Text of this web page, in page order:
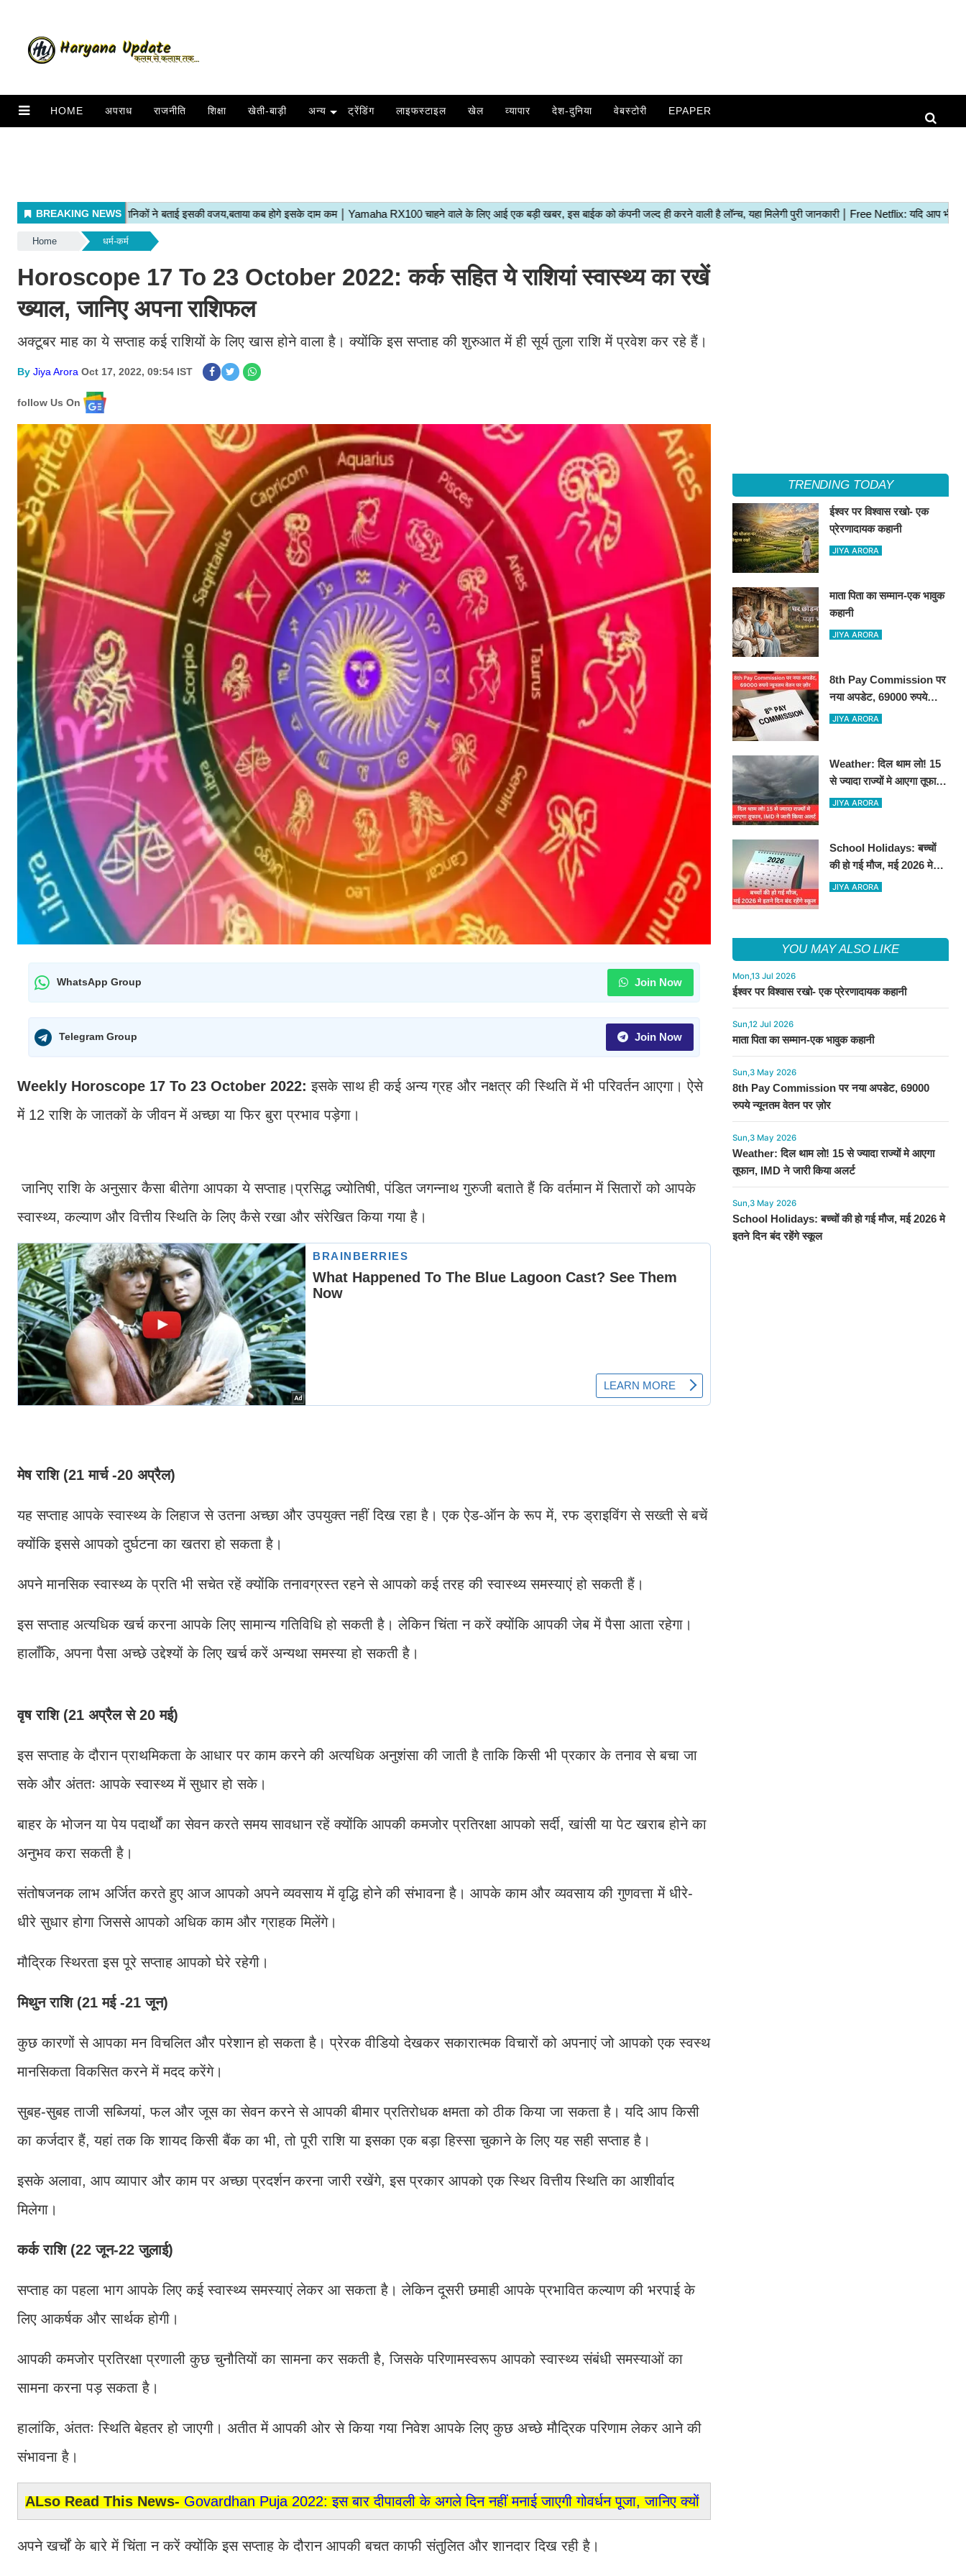
HOME अपराध राजनीति शिक्षा खेती-बाड़ी अन्य ट्रेंडिंग लाइफस्टाइल खेल व्यापार देश-दुनिया वेबस्टोरी EPAPER
Home धर्म-कर्म
Horoscope 17 To 23 October 2022: कर्क सहित ये राशियां स्वास्थ्य का रखें
ख्याल, जानिए अपना राशिफल
अक्टूबर माह का ये सप्ताह कई राशियों के लिए खास होने वाला है। क्योंकि इस सप्ताह की शुरुआत में ही सूर्य तुला राशि में प्रवेश कर रहे हैं।
By Jiya Arora Oct 17, 2022, 09:54 IST
follow Us On
WhatsApp Group Join Now
Telegram Group Join Now
Weekly Horoscope 17 To 23 October 2022: इसके साथ ही कई अन्य ग्रह और नक्षत्र की स्थिति में भी परिवर्तन आएगा। ऐसे
में 12 राशि के जातकों के जीवन में अच्छा या फिर बुरा प्रभाव पड़ेगा।
जानिए राशि के अनुसार कैसा बीतेगा आपका ये सप्ताह।प्रसिद्ध ज्योतिषी, पंडित जगन्नाथ गुरुजी बताते हैं कि वर्तमान में सितारों को आपके
स्वास्थ्य, कल्याण और वित्तीय स्थिति के लिए कैसे रखा और संरेखित किया गया है।
मेष राशि (21 मार्च -20 अप्रैल)
यह सप्ताह आपके स्वास्थ्य के लिहाज से उतना अच्छा और उपयुक्त नहीं दिख रहा है। एक ऐड-ऑन के रूप में, रफ ड्राइविंग से सख्ती से बचें
क्योंकि इससे आपको दुर्घटना का खतरा हो सकता है।
अपने मानसिक स्वास्थ्य के प्रति भी सचेत रहें क्योंकि तनावग्रस्त रहने से आपको कई तरह की स्वास्थ्य समस्याएं हो सकती हैं।
इस सप्ताह अत्यधिक खर्च करना आपके लिए सामान्य गतिविधि हो सकती है। लेकिन चिंता न करें क्योंकि आपकी जेब में पैसा आता रहेगा।
हालाँकि, अपना पैसा अच्छे उद्देश्यों के लिए खर्च करें अन्यथा समस्या हो सकती है।
वृष राशि (21 अप्रैल से 20 मई)
इस सप्ताह के दौरान प्राथमिकता के आधार पर काम करने की अत्यधिक अनुशंसा की जाती है ताकि किसी भी प्रकार के तनाव से बचा जा
सके और अंततः आपके स्वास्थ्य में सुधार हो सके।
बाहर के भोजन या पेय पदार्थों का सेवन करते समय सावधान रहें क्योंकि आपकी कमजोर प्रतिरक्षा आपको सर्दी, खांसी या पेट खराब होने का
अनुभव करा सकती है।
संतोषजनक लाभ अर्जित करते हुए आज आपको अपने व्यवसाय में वृद्धि होने की संभावना है। आपके काम और व्यवसाय की गुणवत्ता में धीरे-
धीरे सुधार होगा जिससे आपको अधिक काम और ग्राहक मिलेंगे।
मौद्रिक स्थिरता इस पूरे सप्ताह आपको घेरे रहेगी।
मिथुन राशि (21 मई -21 जून)
कुछ कारणों से आपका मन विचलित और परेशान हो सकता है। प्रेरक वीडियो देखकर सकारात्मक विचारों को अपनाएं जो आपको एक स्वस्थ
मानसिकता विकसित करने में मदद करेंगे।
सुबह-सुबह ताजी सब्जियां, फल और जूस का सेवन करने से आपकी बीमार प्रतिरोधक क्षमता को ठीक किया जा सकता है। यदि आप किसी
का कर्जदार हैं, यहां तक कि शायद किसी बैंक का भी, तो पूरी राशि या इसका एक बड़ा हिस्सा चुकाने के लिए यह सही सप्ताह है।
इसके अलावा, आप व्यापार और काम पर अच्छा प्रदर्शन करना जारी रखेंगे, इस प्रकार आपको एक स्थिर वित्तीय स्थिति का आशीर्वाद
मिलेगा।
कर्क राशि (22 जून-22 जुलाई)
सप्ताह का पहला भाग आपके लिए कई स्वास्थ्य समस्याएं लेकर आ सकता है। लेकिन दूसरी छमाही आपके प्रभावित कल्याण की भरपाई के
लिए आकर्षक और सार्थक होगी।
आपकी कमजोर प्रतिरक्षा प्रणाली कुछ चुनौतियों का सामना कर सकती है, जिसके परिणामस्वरूप आपको स्वास्थ्य संबंधी समस्याओं का
सामना करना पड़ सकता है।
हालांकि, अंततः स्थिति बेहतर हो जाएगी। अतीत में आपकी ओर से किया गया निवेश आपके लिए कुछ अच्छे मौद्रिक परिणाम लेकर आने की
संभावना है।
ALso Read This News-Govardhan Puja 2022: इस बार दीपावली के अगले दिन नहीं मनाई जाएगी गोवर्धन पूजा, जानिए क्यों
अपने खर्चों के बारे में चिंता न करें क्योंकि इस सप्ताह के दौरान आपकी बचत काफी संतुलित और शानदार दिख रही है।
TRENDING TODAY
ईश्वर पर विश्वास रखो- एक
प्रेरणादायक कहानी
JIYA ARORA
माता पिता का सम्मान-एक भावुक
कहानी
JIYA ARORA
8th Pay Commission पर
नया अपडेट, 69000 रुपये
न्यूनतम वेतन पर ज़ोर
JIYA ARORA
Weather: दिल थाम लो! 15
से ज्यादा राज्यों मे आएगा तूफान,
IMD ने जारी किया अलर्ट
JIYA ARORA
School Holidays: बच्चों
की हो गई मौज, मई 2026 मे
इतने दिन बंद रहेंगे स्कूल
JIYA ARORA
YOU MAY ALSO LIKE
Mon,13 Jul 2026
ईश्वर पर विश्वास रखो- एक प्रेरणादायक कहानी
Sun,12 Jul 2026
माता पिता का सम्मान-एक भावुक कहानी
Sun,3 May 2026
8th Pay Commission पर नया अपडेट, 69000
रुपये न्यूनतम वेतन पर ज़ोर
Sun,3 May 2026
Weather: दिल थाम लो! 15 से ज्यादा राज्यों मे आएगा
तूफान, IMD ने जारी किया अलर्ट
Sun,3 May 2026
School Holidays: बच्चों की हो गई मौज, मई 2026 मे
इतने दिन बंद रहेंगे स्कूल